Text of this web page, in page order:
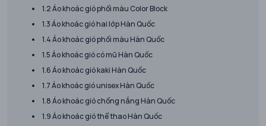
1.2 Áo khoác gió phối màu Color Block
1.3 Áo khoác gió hai lớp Hàn Quốc
1.4 Áo khoác gió phối màu Hàn Quốc
1.5 Áo khoác gió có mũ Hàn Quốc
1.6 Áo khoác gió kaki Hàn Quốc
1.7 Áo khoác gió unisex Hàn Quốc
1.8 Áo khoác gió chống nắng Hàn Quốc
1.9 Áo khoác gió thể thao Hàn Quốc